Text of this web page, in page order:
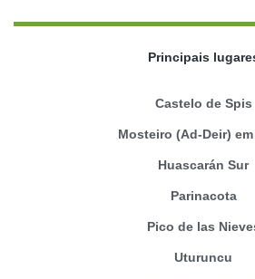
Principais
Castelo de Spis
Mosteiro (Ad-Deir)
Huascarán Sur
Parinacota
Pico de las
Uturuncu